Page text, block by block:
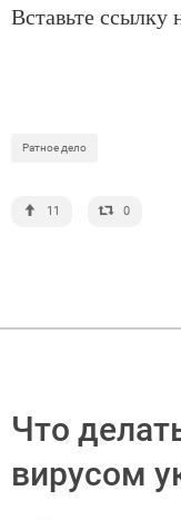
Вставьте
Ратное дело
11 0
Что
вирусом